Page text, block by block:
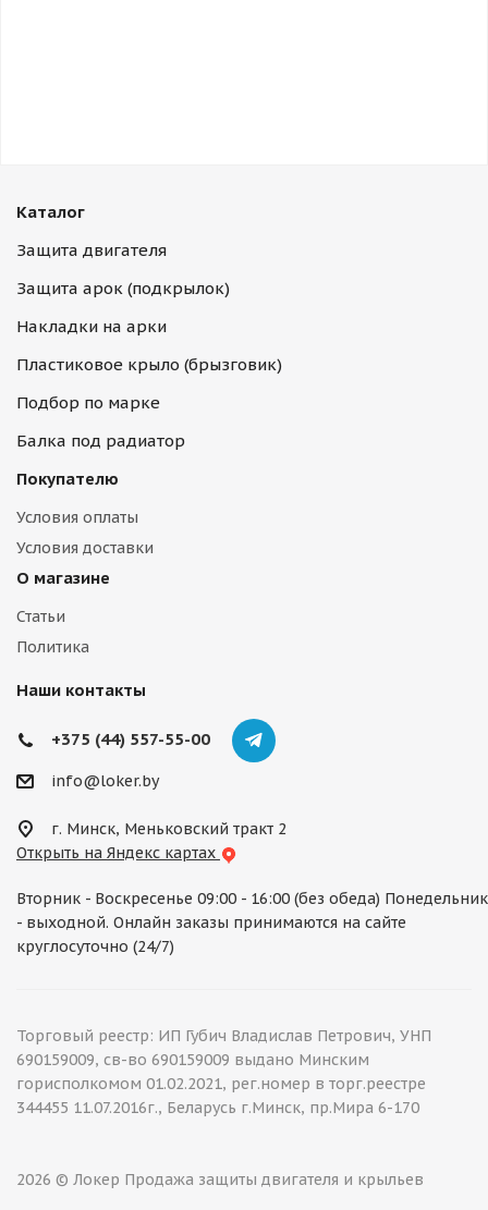
Каталог
Защита двигателя
Защита арок (подкрылок)
Накладки на арки
Пластиковое крыло (брызговик)
Подбор по марке
Балка под радиатор
Покупателю
Условия оплаты
Условия доставки
О магазине
Статьи
Политика
Наши контакты
+375 (44) 557-55-00
info@loker.by
г. Минск, Меньковский тракт 2
Открыть на Яндекс картах
Вторник - Воскресенье 09:00 - 16:00 (без обеда) Понедельник
- выходной. Онлайн заказы принимаются на сайте
круглосуточно (24/7)
Торговый реестр: ИП Губич Владислав Петрович, УНП
690159009, св-во 690159009 выдано Минским
горисполкомом 01.02.2021, рег.номер в торг.реестре
344455 11.07.2016г., Беларусь г.Минск, пр.Мира 6-170
2026 © Локер Продажа защиты двигателя и крыльев